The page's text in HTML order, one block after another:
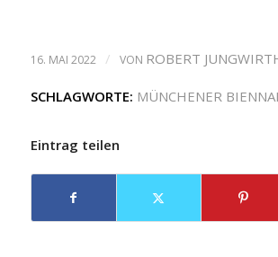
16. MAI 2022 / VON ROBERT
SCHLAGWORTE: MÜNCHENER
Eintrag teilen